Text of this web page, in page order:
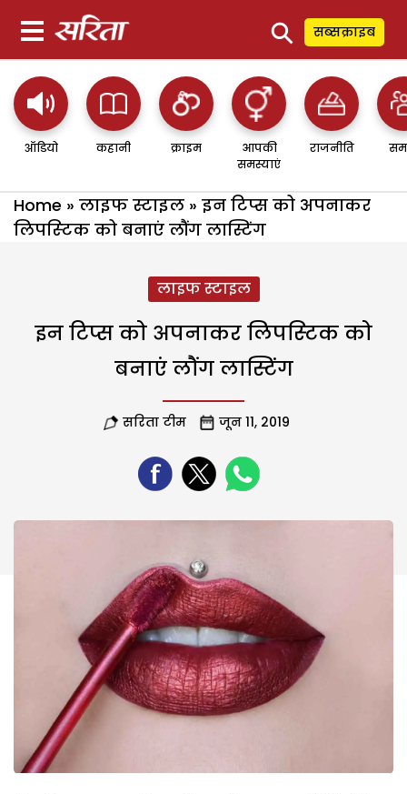
⚲ सब्सक्राइब
ऑडियो कहानी क्राइम
आपकी
समस्याएं
राजनीति
Home » लाइफ स्टाइल » इन टिप्स को अपनाकर
लिपस्‍टिक को बनाएं लौंग लास्टिंग
लाइफ स्टाइल
इन टिप्स को अपनाकर लिपस्‍टिक को
बनाएं लौंग लास्टिंग
सरिता टीम जून 11, 2019